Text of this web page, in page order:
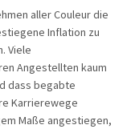
aller Couleur die
Inflation zu
Viele
Angestellten kaum
dass begabte
Karrierewege
Maße angestiegen,